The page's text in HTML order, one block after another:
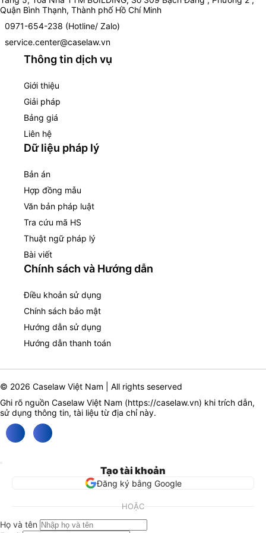
Quận Bình Thạnh, Thành phố Hồ Chí Minh
0971-654-238 (Hotline/ Zalo)
service.center@caselaw.vn
Thông tin dịch vụ
Giới thiệu
Giải pháp
Bảng giá
Liên hệ
Dữ liệu pháp lý
Bản án
Hợp đồng mẫu
Văn bản pháp luật
Tra cứu mã HS
Thuật ngữ pháp lý
Bài viết
Chính sách và Hướng dẫn
Điều khoản sử dụng
Chính sách bảo mật
Hướng dẫn sử dụng
Hướng dẫn thanh toán
© 2026 Caselaw Việt Nam | All rights seserved
Ghi rõ nguồn Caselaw Việt Nam (https://caselaw.vn) khi trích dẫn,
sử dụng thông tin, tài liệu từ địa chỉ này.
Tạo tài khoản
Đăng ký bằng Google
HOẶC
Họ và tên